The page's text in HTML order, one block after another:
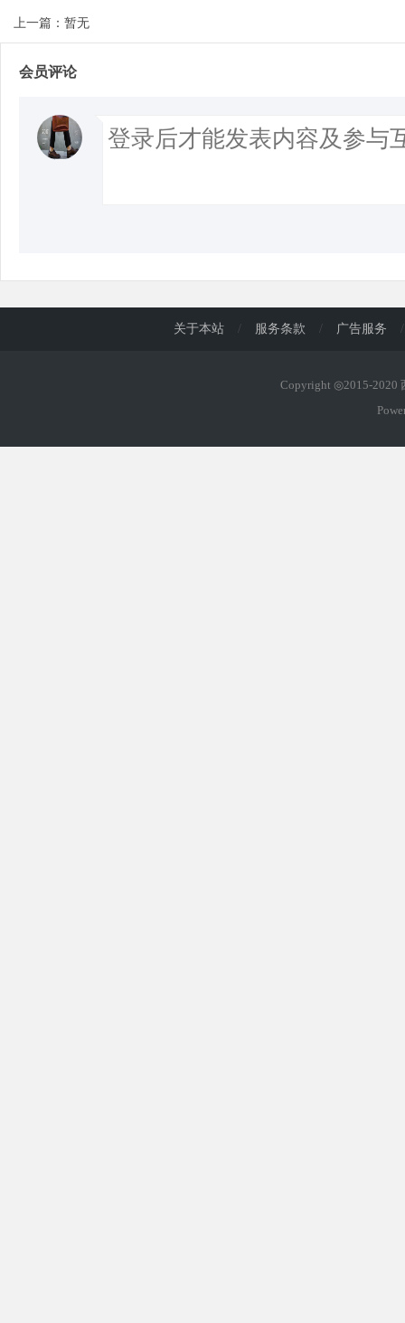
上一篇：暂无
会员评论
关于本站 / 服务条款 / 广告服务 /
Copyright ◎2015-2020